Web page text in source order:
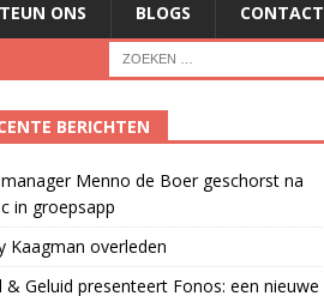
ONS BLOGS CONTACT
BERICHTEN
Menno de Boer geschorst na
in groepsapp
Kaagman overleden
& Geluid presenteert Fonos: een nieuwe